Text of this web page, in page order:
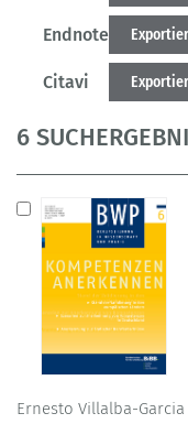
Endnote
Citavi
6
Ernesto Villalba-Garcia